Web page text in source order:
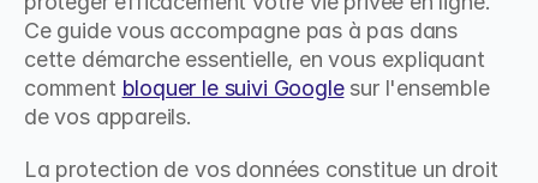
Ce guide vous accompagne pas à pas dans
cette démarche essentielle, en vous expliquant
comment bloquer le suivi Google sur l'ensemble
de vos appareils.
La protection de vos données constitue un droit